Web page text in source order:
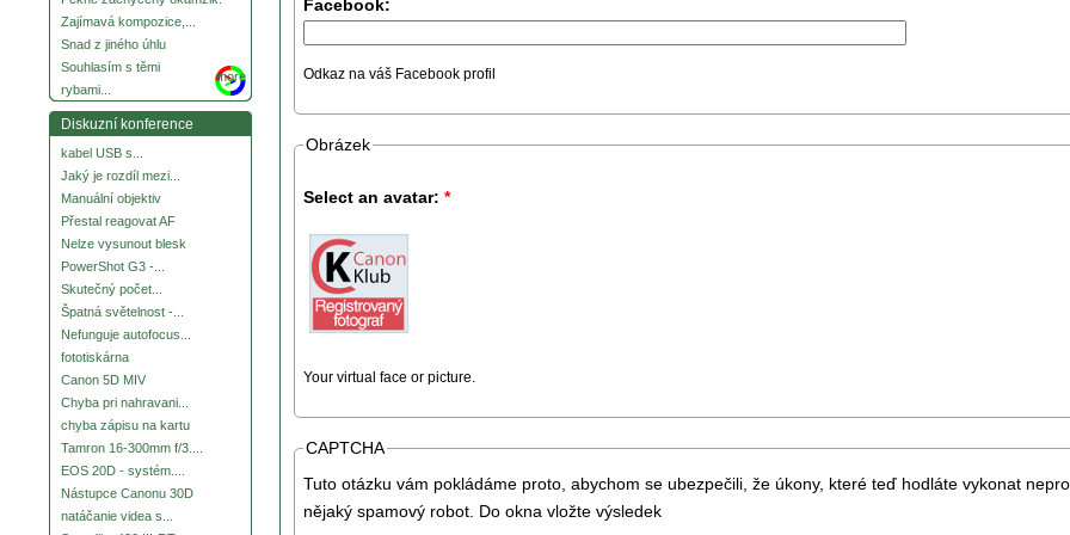
Zajímavá kompozice,...
Snad z jiného úhlu
Souhlasím s těmi
rybami...
more
Diskuzní konference
kabel USB s...
Jaký je rozdíl mezi...
Manuální objektiv
Přestal reagovat AF
Nelze vysunout blesk
PowerShot G3 -...
Skutečný počet...
Špatná světelnost -...
Nefunguje autofocus...
fototiskárna
Canon 5D MIV
Chyba pri nahravani...
chyba zápisu na kartu
Tamron 16-300mm f/3....
EOS 20D - systém....
Nástupce Canonu 30D
natáčanie videa s...
Facebook:
Odkaz na váš Facebook profil
Obrázek
Select an avatar: *
Your virtual face or picture.
CAPTCHA
Tuto otázku vám pokládáme proto, abychom se ubezpečili, že úkony, které teď hodláte vykonat
nějaký spamový robot. Do okna vložte výsledek